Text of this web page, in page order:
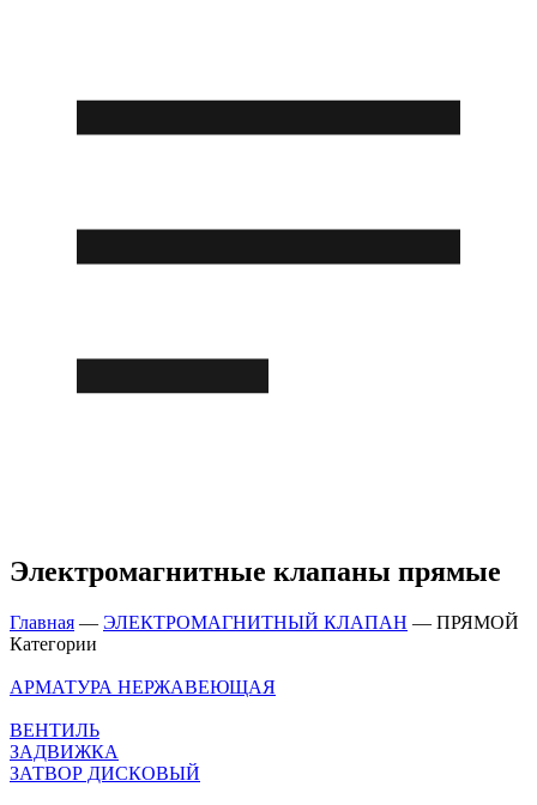
Электромагнитные клапаны прямые
Главная — ЭЛЕКТРОМАГНИТНЫЙ КЛАПАН — ПРЯМОЙ
Категории
АРМАТУРА НЕРЖАВЕЮЩАЯ
ВЕНТИЛЬ
ЗАДВИЖКА
ЗАТВОР ДИСКОВЫЙ